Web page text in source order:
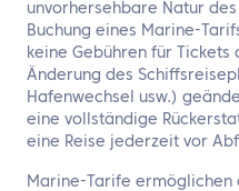
unvorhersehbare Natur
Buchung eines Marine-
keine Gebühren für
Änderung des
Hafenwechsel usw.)
eine vollständige
eine Reise jederzeit vor
Marine-Tarife ermöglichen